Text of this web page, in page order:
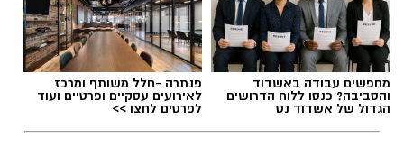
מחפשים עבודה באשדוד
והסביבה? כנסו ללוח הדרושים
הגדול של אשדוד נט
פנתרה -חלל משותף ומרכז
לאירועים עסקיים ופרטיים ועוד
לפרטים לחצו >>